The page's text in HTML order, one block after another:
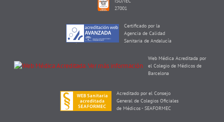
27001
Certificado por la
Agencia de Calidad
Sanitaria de Andalucía
Web Médica Acreditada por
el Colegio de Médicos de
Barcelona
Acreditado por el Consejo
General de Colegios Oficiales
de Médicos - SEAFORMEC